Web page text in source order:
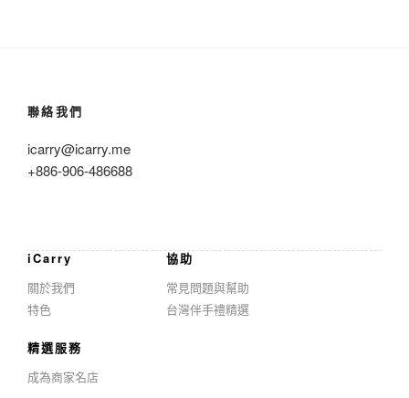
聯絡我們
icarry@icarry.me
+886-906-486688
iCarry
關於我們
特色
協助
常見問題與幫助
台灣伴手禮精選
精選服務
成為商家名店